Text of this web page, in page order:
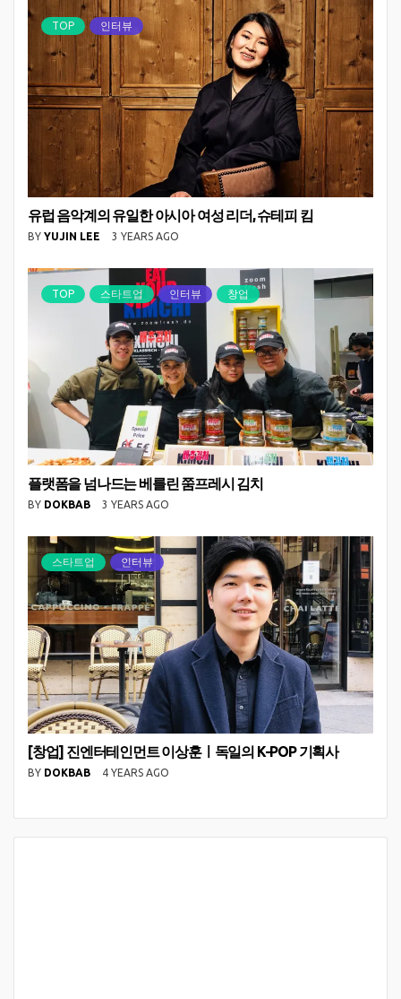
TOP 인터뷰
유럽 음악계의 유일한 아시아 여성 리더, 슈테피 킴
BY YUJIN LEE 3 YEARS AGO
TOP 스타트업 인터뷰 창업
플랫폼을 넘나드는 베를린 쭘프레시 김치
BY DOKBAB 3 YEARS AGO
스타트업 인터뷰
[창업] 진엔터테인먼트 이상훈ㅣ독일의 K-POP 기획사
BY DOKBAB 4 YEARS AGO